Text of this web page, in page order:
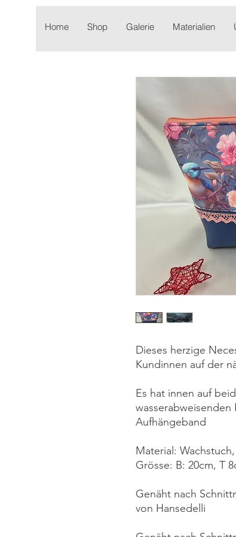
Home Shop Galerie Materialien
Dieses herzige
Kundinnen auf der
Es hat innen auf
Aufhängeband
Material:
Grösse: B: 20cm, T
Genäht nach
von Hansedelli